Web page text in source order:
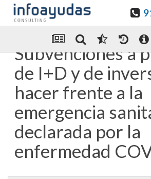
Enviar Por email
Subvenciones a
de I+D y de
hacer frente a la
emergencia
declarada por la
enfermedad